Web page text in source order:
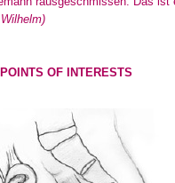
OF INTERESTS